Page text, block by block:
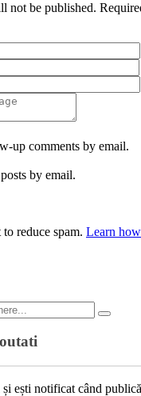
not be published.
up comments by email.
by email.
reduce spam. Learn
ești notificat când